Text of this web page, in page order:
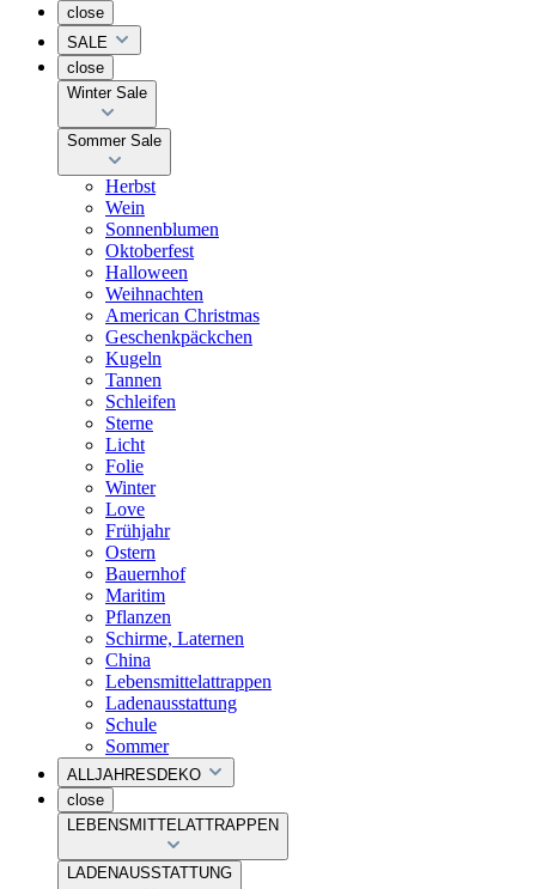
close
SALE
close
Winter Sale
Sommer Sale
Herbst
Wein
Sonnenblumen
Oktoberfest
Halloween
Weihnachten
American Christmas
Geschenkpäckchen
Kugeln
Tannen
Schleifen
Sterne
Licht
Folie
Winter
Love
Frühjahr
Ostern
Bauernhof
Maritim
Pflanzen
Schirme, Laternen
China
Lebensmittelattrappen
Ladenausstattung
Schule
Sommer
ALLJAHRESDEKO
close
LEBENSMITTELATTRAPPEN
LADENAUSSTATTUNG